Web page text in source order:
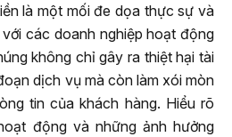
là một mối đe dọa thực sự và
các doanh nghiệp hoạt động
không chỉ gây ra thiệt hại tài
dịch vụ mà còn làm xói mòn
tin của khách hàng. Hiểu rõ
động và những ảnh hưởng